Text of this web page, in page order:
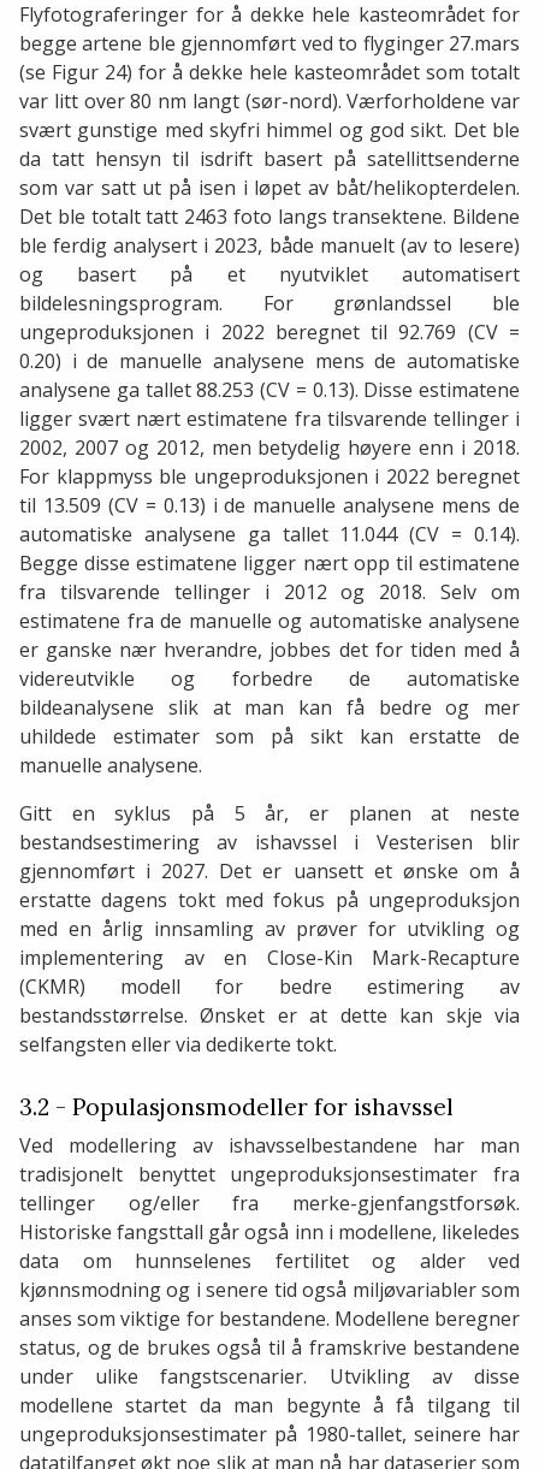
Flyfotograferinger for å dekke hele kasteområdet for
begge artene ble gjennomført ved to flyginger 27.mars
(se Figur 24) for å dekke hele kasteområdet som totalt
var litt over 80 nm langt (sør-nord). Værforholdene var
svært gunstige med skyfri himmel og god sikt. Det ble
da tatt hensyn til isdrift basert på satellittsenderne
som var satt ut på isen i løpet av båt/helikopterdelen.
Det ble totalt tatt 2463 foto langs transektene. Bildene
ble ferdig analysert i 2023, både manuelt (av to lesere)
og basert på et nyutviklet automatisert
bildelesningsprogram. For grønlandssel ble
ungeproduksjonen i 2022 beregnet til 92.769 (CV =
0.20) i de manuelle analysene mens de automatiske
analysene ga tallet 88.253 (CV = 0.13). Disse estimatene
ligger svært nært estimatene fra tilsvarende tellinger i
2002, 2007 og 2012, men betydelig høyere enn i 2018.
For klappmyss ble ungeproduksjonen i 2022 beregnet
til 13.509 (CV = 0.13) i de manuelle analysene mens de
automatiske analysene ga tallet 11.044 (CV = 0.14).
Begge disse estimatene ligger nært opp til estimatene
fra tilsvarende tellinger i 2012 og 2018. Selv om
estimatene fra de manuelle og automatiske analysene
er ganske nær hverandre, jobbes det for tiden med å
videreutvikle og forbedre de automatiske
bildeanalysene slik at man kan få bedre og mer
uhildede estimater som på sikt kan erstatte de
manuelle analysene.
Gitt en syklus på 5 år, er planen at neste
bestandsestimering av ishavssel i Vesterisen blir
gjennomført i 2027. Det er uansett et ønske om å
erstatte dagens tokt med fokus på ungeproduksjon
med en årlig innsamling av prøver for utvikling og
implementering av en Close-Kin Mark-Recapture
(CKMR) modell for bedre estimering av
bestandsstørrelse. Ønsket er at dette kan skje via
selfangsten eller via dedikerte tokt.
3.2 - Populasjonsmodeller for ishavssel
Ved modellering av ishavsselbestandene har man
tradisjonelt benyttet ungeproduksjonsestimater fra
tellinger og/eller fra merke-gjenfangstforsøk.
Historiske fangsttall går også inn i modellene, likeledes
data om hunnselenes fertilitet og alder ved
kjønnsmodning og i senere tid også miljøvariabler som
anses som viktige for bestandene. Modellene beregner
status, og de brukes også til å framskrive bestandene
under ulike fangstscenarier. Utvikling av disse
modellene startet da man begynte å få tilgang til
ungeproduksjonsestimater på 1980-tallet, seinere har
datatilfanget økt noe slik at man nå har dataserier som